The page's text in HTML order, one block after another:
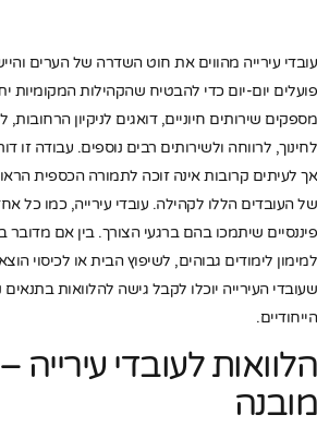
עובדי עירייה מהווים את חוט השדרה של הערים
פועלים יום-יום כדי להבטיח שהקהילות המקומיות
מספקים שירותים חיוניים, דואגים לניקיון הרחובות,
לחינוך, לרווחה ולשירותים רבים נוספים. עבודה זו
אך לעיתים קרובות אינה זוכה לתמורה הכספית
של העובדים הללו לקהילה. עובדי עירייה, כמו כל
פיננסיים שיתמכו בהם ברגעי הצורך. בין אם מדובר
למימון לימודים גבוהים, לשיפוץ הבית או לכיסוי
שעובדי העירייה יוכלו לקבל גישה להלוואות
הייחודיים.
הלוואות לעובדי עירייה –
מובנה